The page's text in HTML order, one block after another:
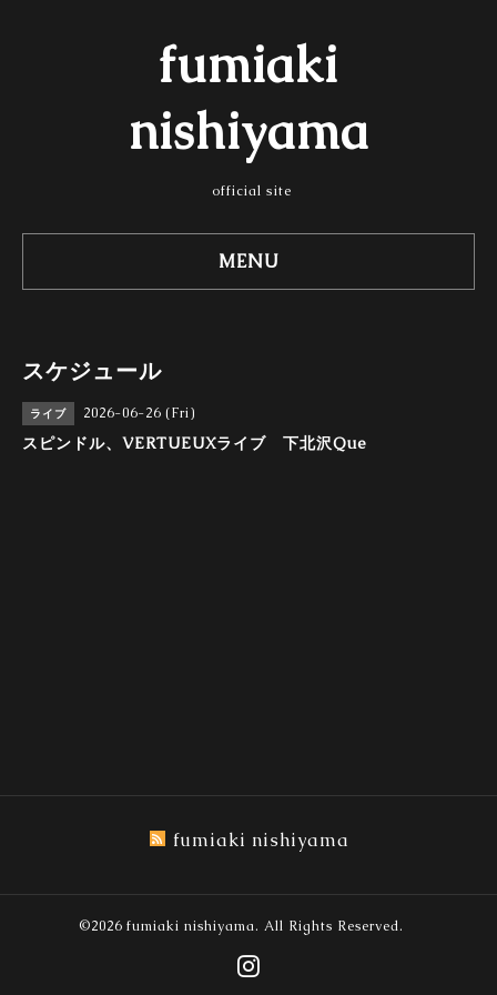
fumiaki
nishiyama
official site
MENU
スケジュール
ライブ 2026-06-26 (Fri)
スピンドル、VERTUEUXライブ 下北沢Que
fumiaki nishiyama
©2026 fumiaki nishiyama. All Rights Reserved.